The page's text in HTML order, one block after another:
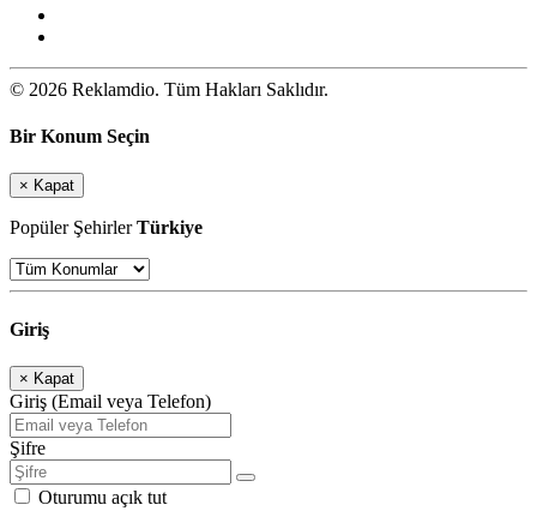
© 2026 Reklamdio. Tüm Hakları Saklıdır.
Bir Konum Seçin
× Kapat
Popüler ŞehirlerTürkiye
Giriş
× Kapat
Giriş (Email veya Telefon)
Şifre
Oturumu açık tut